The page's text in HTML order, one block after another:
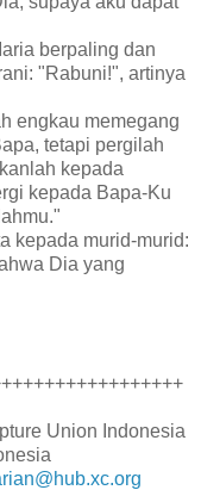
berpaling dan
"Rabuni!", artinya
engkau memegang
tetapi pergilah
kepada
kepada Bapa-Ku
kepada murid-murid:
Dia yang
Union Indonesia